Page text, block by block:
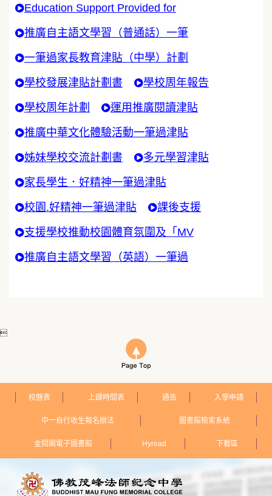
Education Support Provided for
推廣自主語文學習（普通話）一筆
一筆過家長教育津貼（中學）計劃
學校發展津貼計劃書 學校周年報告
學校周年計劃 運用推廣閱讀津貼
推廣中華文化體驗活動一筆過津貼
姊妹學校交流計劃書 多元學習津貼
家長學生．好精神一筆過津貼
校園.好精神一筆過津貼 課後支援
支援學校推動校園體育氛圍及「MV
推廣自主語文學習（英語）一筆過

校曆表 上課時間表 通告 入學申請
中一自行收生報名辦法 圖書館檢索系統
金閱閣電子圖書館 Hyread 下載區